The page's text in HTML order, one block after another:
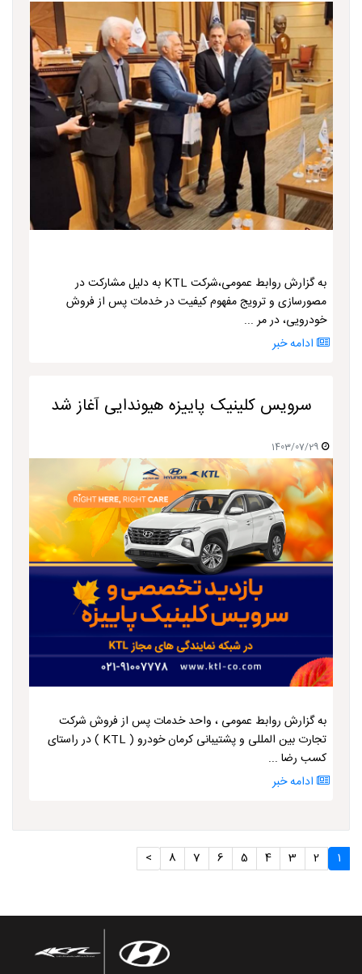
به گزارش روابط عمومی،شرکت KTL به دلیل مشارکت در
مصورسازی و ترویج مفهوم کیفیت در خدمات پس از فروش
خودرویی، در مر ...
ادامه خبر
سرویس کلینیک پاییزه هیوندایی آغاز شد
1403/07/29
به گزارش روابط عمومی ، واحد خدمات پس از فروش شرکت
تجارت بین المللی و پشتیبانی کرمان خودرو ( KTL ) در راستای
کسب رضا ...
ادامه خبر
1
2
3
4
5
6
7
8
>